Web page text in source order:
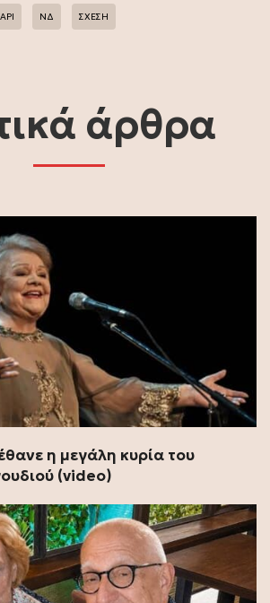
ΝΔ ΣΧΕΣΗ
άρθρα
η μεγάλη κυρία του
(video)